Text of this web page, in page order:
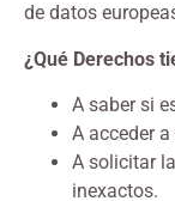
de datos
¿Qué Derechos
A saber si
A acceder
A solicitar
inexactos.